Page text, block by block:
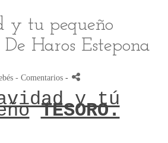
y tu pequeño
De Haros Estepona
- Comentarios -
y tú
TESORO.